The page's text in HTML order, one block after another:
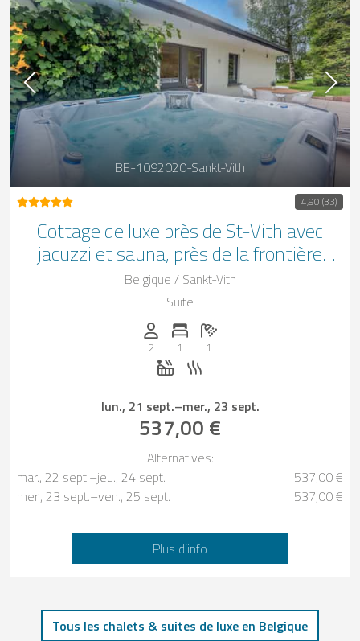
BE-1092020-Sankt-Vith
4,90 (33)
Cottage de luxe près de St-Vith avec
jacuzzi et sauna, près de la frontière
allemande
Belgique / Sankt-Vith
Suite
Personnes (max): 2
2
Nombre de chambres: 1
1
Nombre de salles de bain: 1
1
Jacuzzi
lun., 21 sept.–mer., 23 sept.
537,00 €
Alternatives:
mar., 22 sept.–jeu., 24 sept.
537,00 €
mer., 23 sept.–ven., 25 sept. 537,00 €
Plus d’info
Tous les chalets & suites de luxe en Belgique